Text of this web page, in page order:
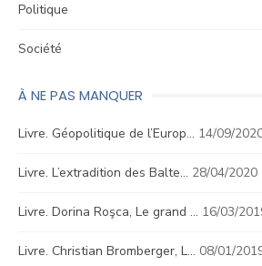
Politique
Société
À NE PAS MANQUER
Livre. Géopolitique de l’Europ… 14/09/
Livre. L’extradition des Balte… 28/04/2020
Livre. Dorina Roşca, Le grand … 16/03/
Livre. Christian Bromberger, L… 08/01/